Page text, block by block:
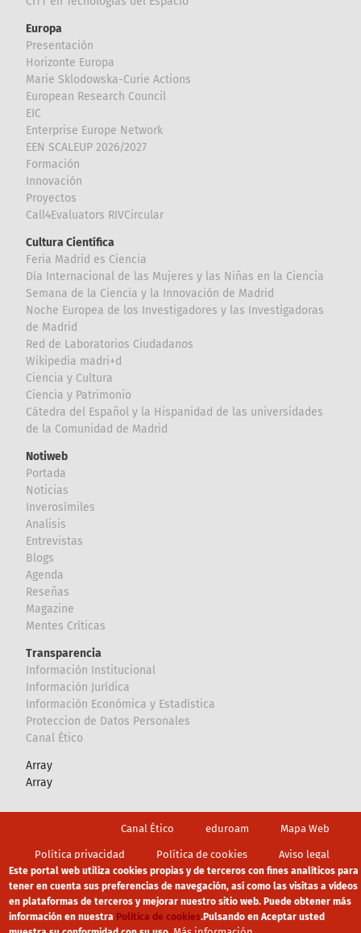
Europa
Presentación
Horizonte Europa
Marie Sklodowska-Curie Actions
European Research Council
EIC
Enterprise Europe Network
EEN SCALEUP 2026/2027
Formación
Innovación
Proyectos
Call4Evaluators RIVCircular
Cultura Científica
Feria Madrid es Ciencia
Día Internacional de las Mujeres y las Niñas en la Ciencia
Semana de la Ciencia y la Innovación de Madrid
Noche Europea de los Investigadores y las Investigadoras
de Madrid
Red de Laboratorios Ciudadanos
Wikipedia madri+d
Ciencia y Cultura
Ciencia y Patrimonio
Cátedra del Español y la Hispanidad de las universidades
de la Comunidad de Madrid
Notiweb
Portada
Noticias
Inverosímiles
Analisis
Entrevistas
Blogs
Agenda
Reseñas
Magazine
Mentes Críticas
Transparencia
Información Institucional
Información Jurídica
Información Económica y Estadística
Proteccion de Datos Personales
Canal Ético
Array
Array
Canal Ético eduroam Mapa Web
Política privacidad Política de cookies Aviso legal
Este portal web utiliza cookies propias y de terceros con fines analíticos para
tener en cuenta sus preferencias de navegación, así como las visitas a vídeos
en plataformas de terceros y mejorar nuestro sitio web. Puede obtener más
información en nuestra Política de cookies.Pulsando en Aceptar usted